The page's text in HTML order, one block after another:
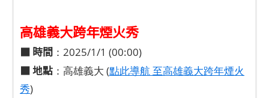
高雄義大跨年煙火秀
■ 時間 ：2025/1/1 (00:00)
■地點 ：高雄義大 (點此導航 至高雄義大跨年煙火
秀)